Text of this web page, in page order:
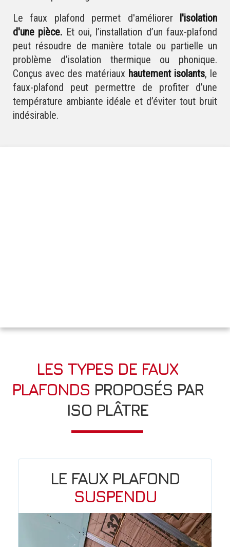
Le faux plafond permet d'améliorer l'isolation
d'une pièce. Et oui, l’installation d’un faux-plafond
peut résoudre de manière totale ou partielle un
problème d’isolation thermique ou phonique.
Conçus avec des matériaux hautement isolants, le
faux-plafond peut permettre de profiter d’une
température ambiante idéale et d’éviter tout bruit
indésirable.
LES TYPES DE FAUX
PLAFONDS PROPOSÉS PAR
ISO PLÂTRE
LE FAUX PLAFOND
SUSPENDU